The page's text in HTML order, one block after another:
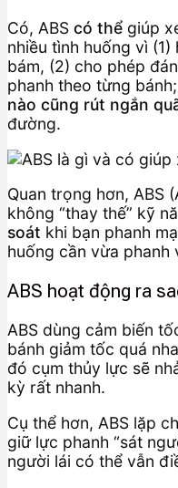
Có, ABS có thể giúp
nhiều tình huống vì
bám, (2) cho phép
phanh theo từng
nào cũng rút ngắn
đường.
Quan trọng hơn, ABS
không “thay thế” kỹ
soát khi bạn phanh
huống cần vừa phanh
ABS hoạt động ra
ABS dùng cảm biến
bánh giảm tốc quá
đó cụm thủy lực sẽ
kỳ rất nhanh.
Cụ thể hơn, ABS lặp
giữ lực phanh “sát
người lái có thể vẫn